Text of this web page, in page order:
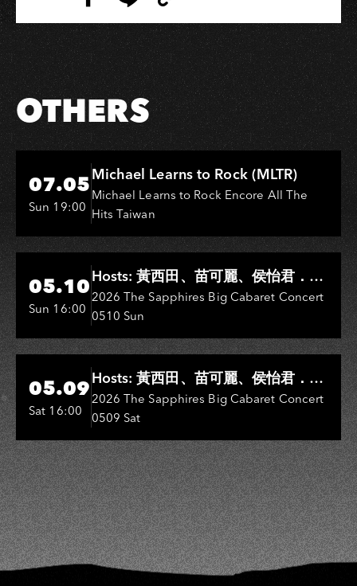
唱
會
＋
話
會！》
−演
會
on
Facebook
on
LINE
Link
Copy
Link
OTHERS
Hi-Ing Music Hall
07.05
Sun 19:00
Michael Learns to Rock (MLTR)
Michael Learns to Rock Encore All The
Hits Taiwan
Hi-Ing Music Hall
05.10
Sun 16:00
Hosts: 黃西田、苗可麗、侯怡君．
Entertainers: 葉啟田、鳥來嬤-吳
敏、王彩樺、王瑞霞、吳淑敏、施文
彬、邵大倫、曹雅雯、陳孟賢、黃露
瑤
2026 The Sapphires Big Cabaret Concert
0510 Sun
Hi-Ing Music Hall
05.09
Sat 16:00
Hosts: 黃西田、苗可麗、侯怡君．
Entertainers: 葉啟田、鳥來嬤-吳
敏、張秀卿、王彩樺、吳淑敏、施文
彬、邵大倫、曹雅雯、陳孟賢、黃露
瑤
2026 The Sapphires Big Cabaret Concert
0509 Sat